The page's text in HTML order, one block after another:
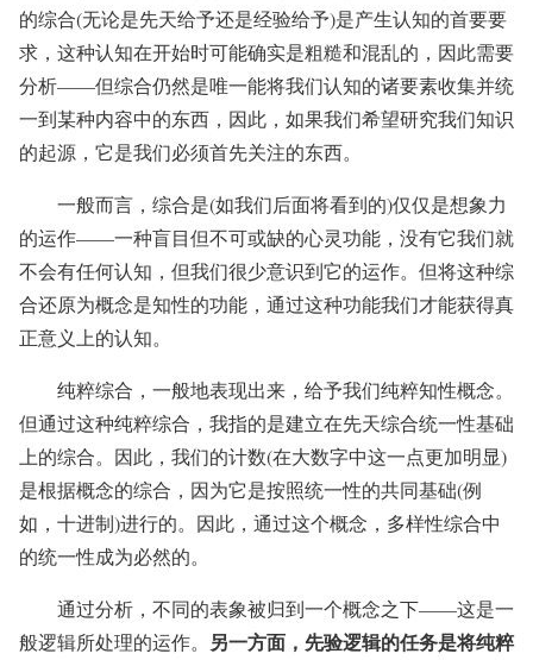
的综合(无论是先天给予还是经验给予)是产生认知的首要要
求，这种认知在开始时可能确实是粗糙和混乱的，因此需要
分析——但综合仍然是唯一能将我们认知的诸要素收集并统
一到某种内容中的东西，因此，如果我们希望研究我们知识
的起源，它是我们必须首先关注的东西。
一般而言，综合是(如我们后面将看到的)仅仅是想象力
的运作——一种盲目但不可或缺的心灵功能，没有它我们就
不会有任何认知，但我们很少意识到它的运作。但将这种综
合还原为概念是知性的功能，通过这种功能我们才能获得真
正意义上的认知。
纯粹综合，一般地表现出来，给予我们纯粹知性概念。
但通过这种纯粹综合，我指的是建立在先天综合统一性基础
上的综合。因此，我们的计数(在大数字中这一点更加明显)
是根据概念的综合，因为它是按照统一性的共同基础(例
如，十进制)进行的。因此，通过这个概念，多样性综合中
的统一性成为必然的。
通过分析，不同的表象被归到一个概念之下——这是一
般逻辑所处理的运作。 另一方面，先验逻辑的任务是将纯粹